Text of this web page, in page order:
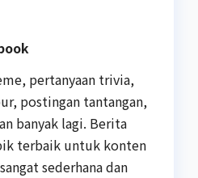
pertanyaan trivia,
postingan tantangan,
banyak lagi. Berita
terbaik untuk konten
sederhana dan